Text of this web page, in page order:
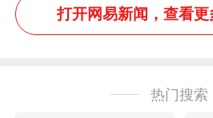
分
打开网易新闻，查看
热门搜索